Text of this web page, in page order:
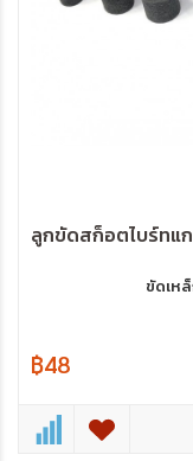
ลูกขัดสก็อตไบร์ทแ
ขัดเห
฿48